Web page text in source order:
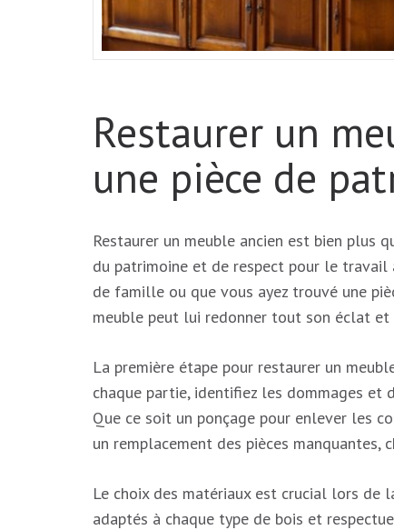
Restaurer un
une pièce de
Restaurer un meuble ancien est bien plus
du patrimoine et de respect pour le travail
de famille ou que vous ayez trouvé une
meuble peut lui redonner tout son éclat et
La première étape pour restaurer un
chaque partie, identifiez les dommages et
Que ce soit un ponçage pour enlever les
un remplacement des pièces manquantes,
Le choix des matériaux est crucial lors de
adaptés à chaque type de bois et